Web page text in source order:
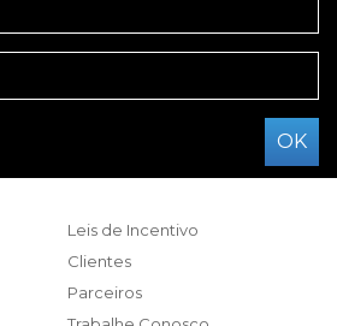
Leis de Incentivo
Clientes
Parceiros